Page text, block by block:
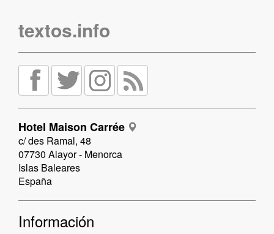
textos.info
Hotel Maison Carrée
c/ des Ramal, 48
07730 Alayor - Menorca
Islas Baleares
España
Información